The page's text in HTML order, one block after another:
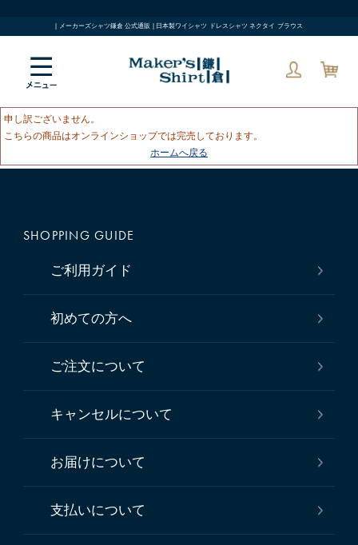
| メーカーズシャツ鎌倉 公式通販 | 日本製ワイシャツ ドレスシャツ ネクタイ ブラウス
申し訳ございません。
こちらの商品はオンラインショップでは完売しております。
ホームへ戻る
SHOPPING GUIDE
ご利用ガイド
初めての方へ
ご注文について
キャンセルについて
お届けについて
支払いについて